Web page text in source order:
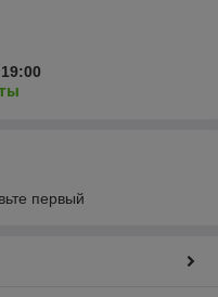
первый